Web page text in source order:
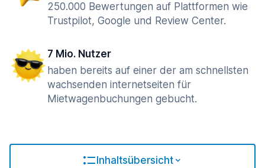
250.000 Bewertungen auf Plattformen wie
Trustpilot, Google und Review Center.
7 Mio. Nutzer
haben bereits auf einer der am schnellsten
wachsenden internetseiten für
Mietwagenbuchungen gebucht.
Inhaltsübersicht